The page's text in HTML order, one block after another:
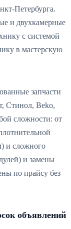
Петербурга.
и двухкамерные
с системой
в мастерскую
запчасти
Стинол, Beko,
сложности: от
и сложного
и замены
по прайсу без
объявлений